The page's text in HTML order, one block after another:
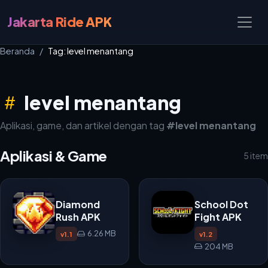
Jakarta Ride APK
Beranda Tag: level menantang
level menantang
Aplikasi, game, dan artikel dengan tag #level menantang
Aplikasi & Game 5 item
Diamond
Rush APK
v1.1 6.26 MB
School Dot
Fight APK
v1.2
204 MB